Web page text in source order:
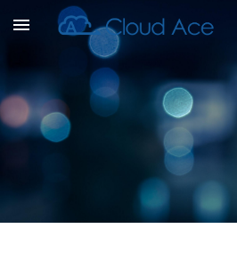
Skip to main content